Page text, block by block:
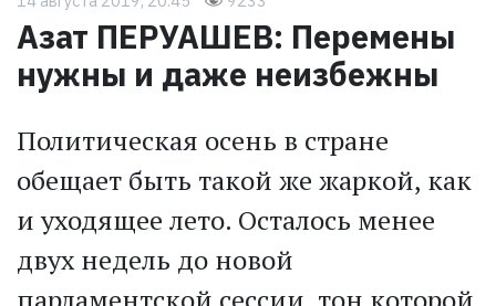
Азат ПЕРУАШЕВ: Перемены
нужны и даже неизбежны
Политическая осень в стране
обещает быть такой же жаркой, как
и уходящее лето. Осталось менее
двух недель до новой